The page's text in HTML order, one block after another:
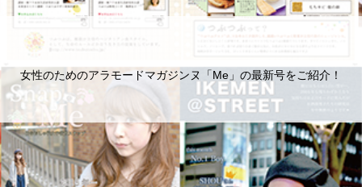
女性のためのアラモードマガジンヌ「Me」の最新号をご紹介！